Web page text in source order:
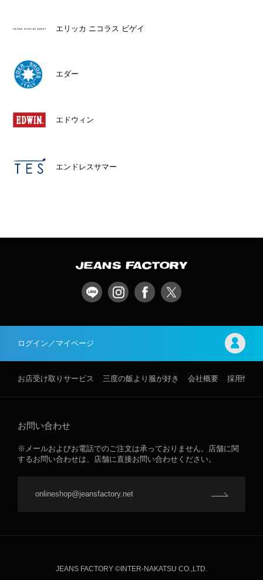
エリッカ ニコラス ビゲイ
エダー
エドウィン
エンドレスサマー
ログイン／マイページ
お店受け取りサービス 三度の飯より服が好き 会社概要 採用情報
お問い合わせ
※メールおよびお電話でのご注文は承っておりません。店舗に関
するお問い合わせは、店舗に直接お問い合わせください。
onlineshop@jeansfactory.net
JEANS FACTORY ©INTER-NAKATSU CO.,LTD.